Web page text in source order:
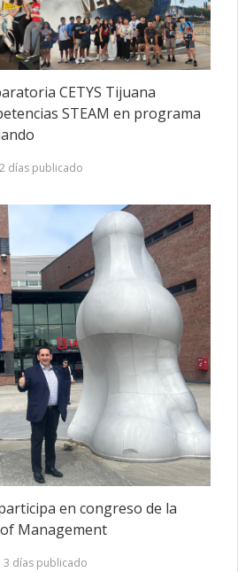
CETYS Tijuana
STEAM en programa
2 días publicado
en congreso de la
Management
3 días publicado